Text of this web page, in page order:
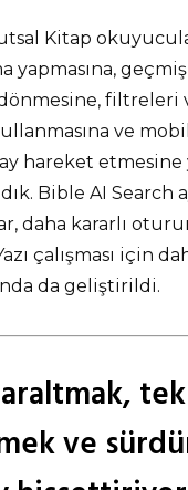
Kitap
yapmasına, geçmiş
filtreleri
ve
hareket etmesine
Bible AI Search
daha kararlı
çalışması için
da geliştirildi.
ve